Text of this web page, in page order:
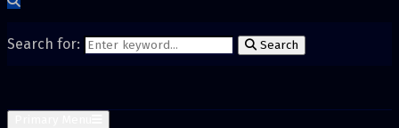
Search for: Search